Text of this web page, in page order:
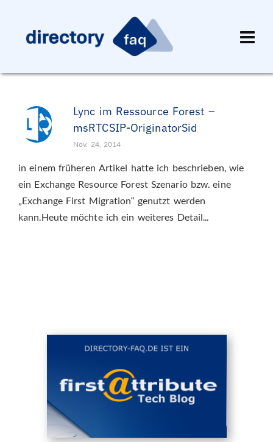
Lync im Ressource Forest –
msRTCSIP-OriginatorSid
Nov. 24, 2014
in einem früheren Artikel hatte ich beschrieben, wie
ein Exchange Resource Forest Szenario bzw. eine
„Exchange First Migration“ genutzt werden
kann.Heute möchte ich ein weiteres Detail...